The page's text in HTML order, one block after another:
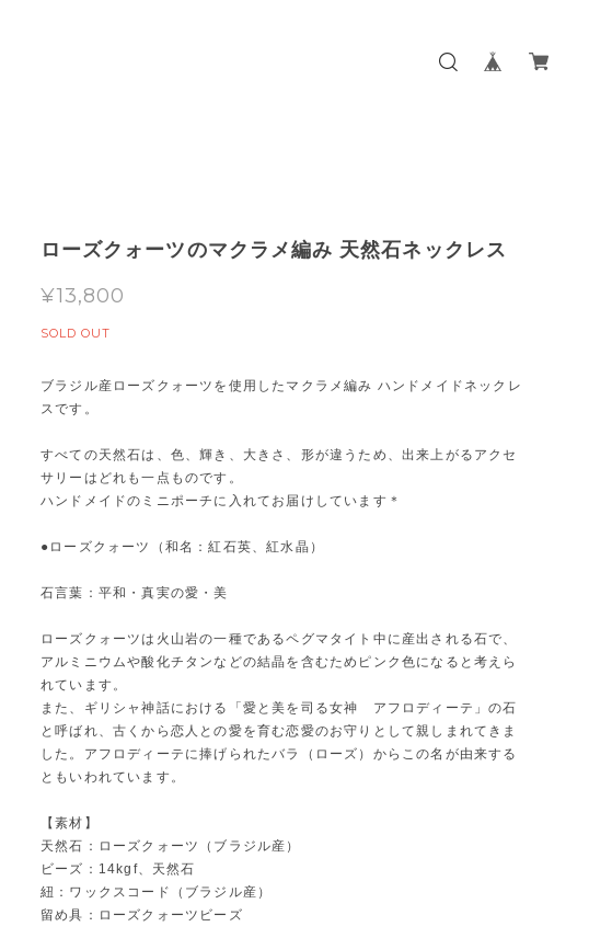
ローズクォーツのマクラメ編み 天然石ネックレス
¥13,800
SOLD OUT
ブラジル産ローズクォーツを使用したマクラメ編み ハンドメイドネックレ
スです。
すべての天然石は、色、輝き、大きさ、形が違うため、出来上がるアクセ
サリーはどれも一点ものです。
ハンドメイドのミニポーチに入れてお届けしています＊
●ローズクォーツ（和名：紅石英、紅水晶）
石言葉：平和・真実の愛・美
ローズクォーツは火山岩の一種であるペグマタイト中に産出される石で、
アルミニウムや酸化チタンなどの結晶を含むためピンク色になると考えら
れています。
また、ギリシャ神話における「愛と美を司る女神 アフロディーテ」の石
と呼ばれ、古くから恋人との愛を育む恋愛のお守りとして親しまれてきま
した。アフロディーテに捧げられたバラ（ローズ）からこの名が由来する
ともいわれています。
【素材】
天然石：ローズクォーツ（ブラジル産）
ビーズ：14kgf、天然石
紐：ワックスコード（ブラジル産）
留め具：ローズクォーツビーズ